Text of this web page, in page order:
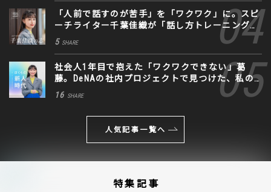
「人前で話すのが苦手」を「ワクワク」に。スピ
ーチライター千葉佳織が「話し方トレーニング」
に込めた思い
5 SHARE
社会人1年目で抱えた「ワクワクできない」葛
藤。DeNAの社内プロジェクトで見つけた、私の
生きる道
16 SHARE
人気記事一覧へ
特集記事